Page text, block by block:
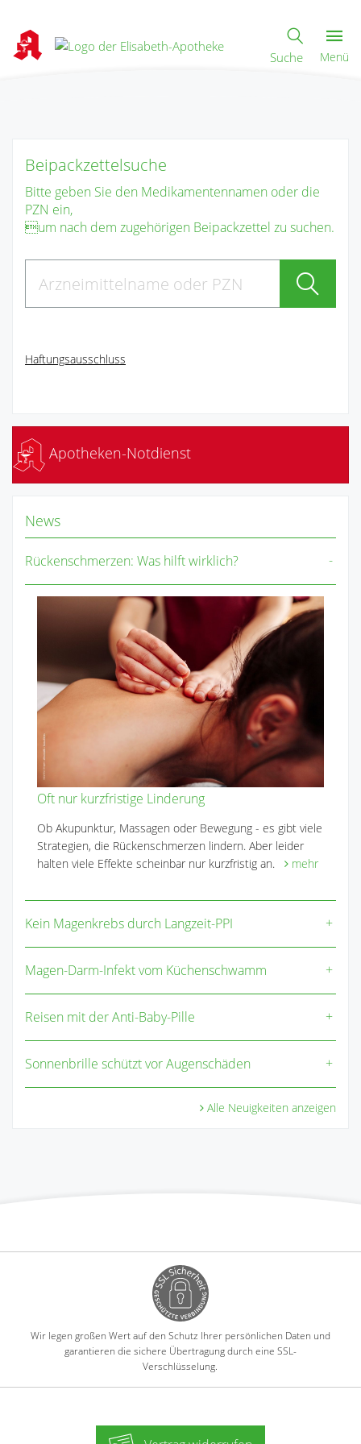
Suche Menü
Beipackzettelsuche
Bitte geben Sie den Medikamentennamen oder die
PZN ein,
um nach dem zugehörigen Beipackzettel zu suchen.
Haftungsausschluss
Apotheken-Notdienst
News
Rückenschmerzen: Was hilft wirklich?
Oft nur kurzfristige Linderung
Ob Akupunktur, Massagen oder Bewegung - es gibt viele
Strategien, die Rückenschmerzen lindern. Aber leider
halten viele Effekte scheinbar nur kurzfristig an.
mehr
Kein Magenkrebs durch Langzeit-PPI
Magen-Darm-Infekt vom Küchenschwamm
Reisen mit der Anti-Baby-Pille
Sonnenbrille schützt vor Augenschäden
Alle Neuigkeiten anzeigen
Wir legen großen Wert auf den Schutz Ihrer persönlichen Daten und
garantieren die sichere Übertragung durch eine SSL-
Verschlüsselung.